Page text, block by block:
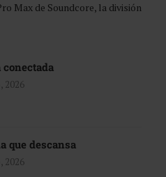
Max de Soundcore, la división
2026
que descansa
2026